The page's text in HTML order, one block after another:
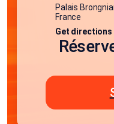
Palais
France
Get directions